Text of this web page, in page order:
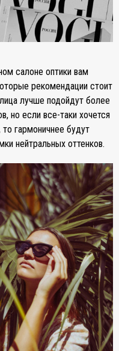
салоне оптики вам
рекомендации стоит
лучше подойдут более
но если все-таки хочется
гармоничнее будут
нейтральных оттенков.